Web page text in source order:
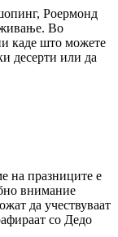
Роермонд
Во
каде што можете
десерти или да
на празниците е
внимание
да учествуваат
со Дедо